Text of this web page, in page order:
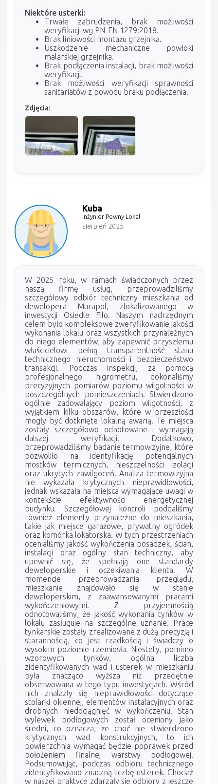
Niektóre usterki:
Trwałe zabrudzenia, brak możliwości
weryfikacji wg PN-EN 1279:2018.
Brak liniowości montażu grzejnika.
Uszkodzenie mechaniczne powłoki
malarskiej grzejnika.
Brak podłączenia instalacji, brak możliwości
weryfikacji.
Brak możliwości weryfikacji sprawności
sanitariatów z powodu braku podłączenia.
Zdjęcia:
Kuba
Inżynier Pewny Lokal
sierpień 2025
W 2025 roku, w ramach świadczonych przez
naszą firmę usług, przeprowadziliśmy
szczegółowy odbiór techniczny mieszkania od
dewelopera Murapol, zlokalizowanego w
inwestycji Osiedle Filo. Naszym nadrzędnym
celem było kompleksowe zweryfikowanie jakości
wykonania lokalu oraz wszystkich przynależnych
do niego elementów, aby zapewnić przyszłemu
właścicielowi pełną transparentność stanu
technicznego nieruchomości i bezpieczeństwo
transakcji. Podczas inspekcji, za pomocą
profesjonalnego higrometru, dokonaliśmy
precyzyjnych pomiarów poziomu wilgotności w
poszczególnych pomieszczeniach. Stwierdzono
ogólnie zadowalający poziom wilgotności, z
wyjątkiem kilku obszarów, które w przeszłości
mogły być dotknięte lokalną awarią. Te miejsca
zostały szczegółowo odnotowane i wymagają
dalszej weryfikacji. Dodatkowo,
przeprowadziliśmy badanie termowizyjne, które
pozwoliło na identyfikację potencjalnych
mostków termicznych, nieszczelności izolacji
oraz ukrytych zawilgoceń. Analiza termowizyjna
nie wykazała krytycznych nieprawidłowości,
jednak wskazała na miejsca wymagające uwagi w
kontekście efektywności energetycznej
budynku. Szczegółowej kontroli poddaliśmy
również elementy przynależne do mieszkania,
takie jak miejsce garażowe, prywatny ogródek
oraz komórka lokatorska. W tych przestrzeniach
ocenialiśmy jakość wykończenia posadzek, ścian,
instalacji oraz ogólny stan techniczny, aby
upewnić się, że spełniają one standardy
deweloperskie i oczekiwania klienta. W
momencie przeprowadzania przeglądu,
mieszkanie znajdowało się w stanie
deweloperskim, z zaawansowanymi pracami
wykończeniowymi. Z przyjemnością
odnotowaliśmy, że jakość wykonania tynków w
lokalu zasługuje na szczególne uznanie. Prace
tynkarskie zostały zrealizowane z dużą precyzją i
starannością, co jest rzadkością i świadczy o
wysokim poziomie rzemiosła. Niestety, pomimo
wzorowych tynków, ogólna liczba
zidentyfikowanych wad i usterek w mieszkaniu
była znacząco wyższa niż przeciętnie
obserwowana w tego typu inwestycjach. Wśród
nich znalazły się nieprawidłowości dotyczące
stolarki okiennej, elementów instalacyjnych oraz
drobnych niedociągnięć w wykończeniu. Stan
wylewek podłogowych został oceniony jako
średni, co oznacza, że choć nie stwierdzono
krytycznych wad konstrukcyjnych, to ich
powierzchnia wymagać będzie poprawek przed
położeniem finalnej warstwy podłogowej.
Podsumowując, podczas odbioru technicznego
zidentyfikowano znaczną liczbę usterek. Chociaż
w naszej praktyce zdarzały się odbiory z jeszcze